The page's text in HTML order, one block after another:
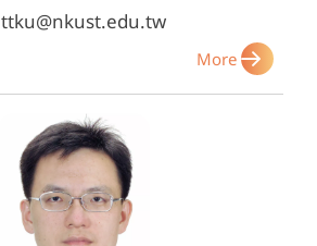
ttku@nkust.edu.tw
More